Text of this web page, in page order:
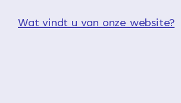
Wat vindt u van onze website?